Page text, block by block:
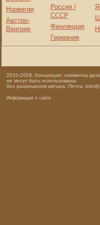
Норвегия
Австро-
Венгрия
Россия /
СССР
Финляндия
Германия
2010-2026. Концепция, элементы
не могут быть использованы
без разрешения автора. Почта:
Информация о сайте